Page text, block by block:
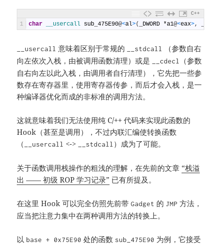
C++
1 char __usercall sub_475E90@<al>( _DWORD *a1@<eax>,
__usercall 意味着区别于常规的 __stdcall
（参数自右
向左依次入栈，由被调用函数清理）或是
__cdecl
（参数
自右向左以此入栈，由调用者自行清理），它先把一些参
数存在寄存器里，使用寄存器传参，而后才会入栈，是一
种编译器优化而成的非标准的调用方法。
这就意味着我们无法使用纯 C/++ 代码来实现此函数的
Hook（甚至是调用），不过内联汇编使转换函数
（
__usercall <-> __stdcall ）成为了可能。
关于函数调用栈操作的粗浅的理解，在先前的文章 “栈溢
出 —— 初级 ROP 学习记录” 已有所提及。
在这里 Hook 可以完全仿照先前带Gadget 的 JMP 方法，
应当把注意力集中在两种调用方法的转换上。
以 base + 0x75E90 处的函数 sub_475E90 为例，它接受